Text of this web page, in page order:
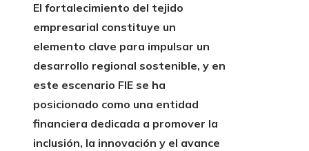
El fortalecimiento del tejido
empresarial constituye un
elemento clave para impulsar un
desarrollo regional sostenible, y en
este escenario FIE se ha
posicionado como una entidad
financiera dedicada a promover la
inclusión, la innovación y el avance